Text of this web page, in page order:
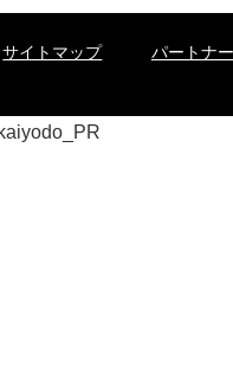
サイトマップ パートナー